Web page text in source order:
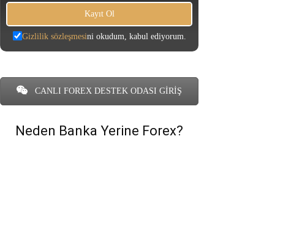
Gizlilik sözleşmesini okudum, kabul ediyorum.
CANLI FOREX DESTEK ODASI GİRİŞ
Neden Banka Yerine Forex?